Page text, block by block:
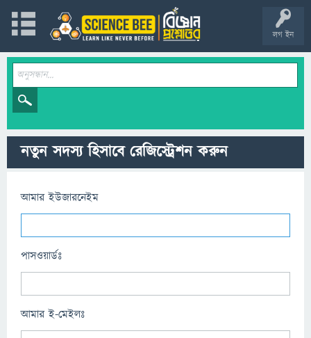
লগ ইন
নতুন সদস্য হিসাবে রেজিস্ট্রেশন করুন
আমার ইউজারনেইম
পাসওয়ার্ডঃ
আমার ই-মেইলঃ